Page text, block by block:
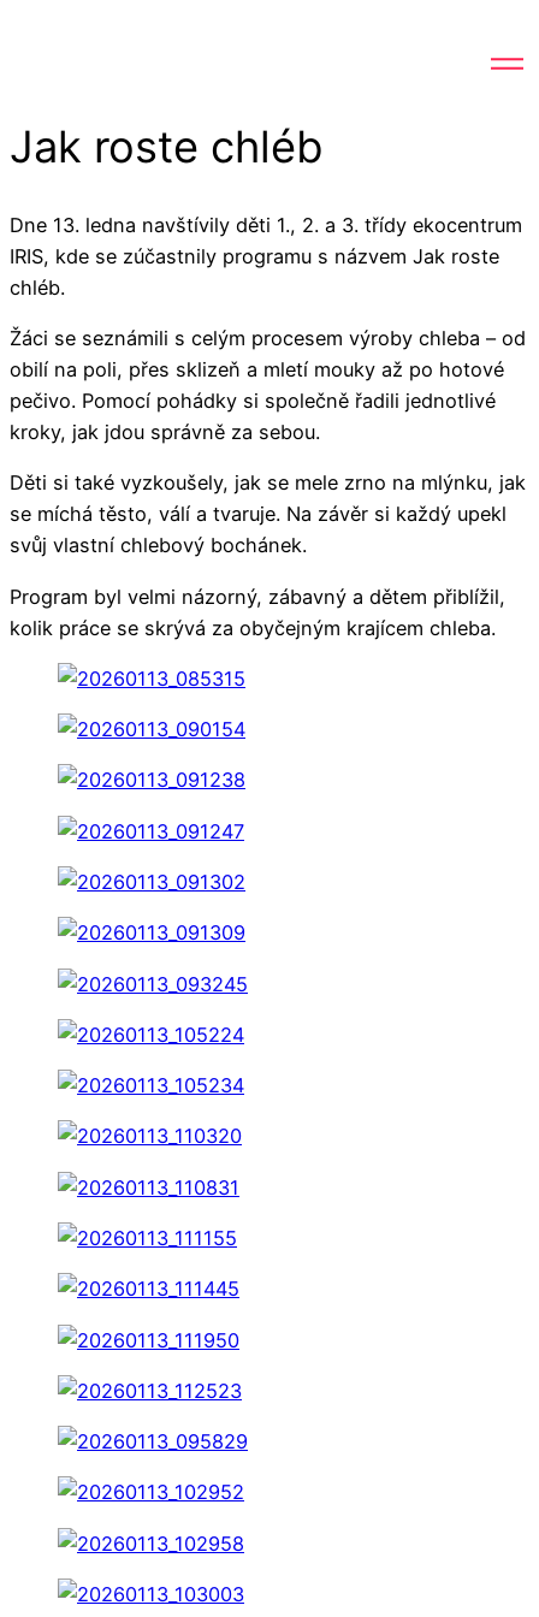
Jak roste chléb
Dne 13. ledna navštívily děti 1., 2. a 3. třídy ekocentrum
IRIS, kde se zúčastnily programu s názvem Jak roste
chléb.
Žáci se seznámili s celým procesem výroby chleba – od
obilí na poli, přes sklizeň a mletí mouky až po hotové
pečivo. Pomocí pohádky si společně řadili jednotlivé
kroky, jak jdou správně za sebou.
Děti si také vyzkoušely, jak se mele zrno na mlýnku, jak
se míchá těsto, válí a tvaruje. Na závěr si každý upekl
svůj vlastní chlebový bochánek.
Program byl velmi názorný, zábavný a dětem přiblížil,
kolik práce se skrývá za obyčejným krajícem chleba.